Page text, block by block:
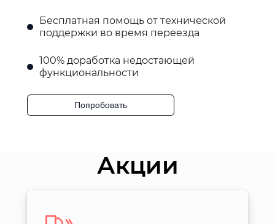
Бесплатная помощь от технической
поддержки во время переезда
100% доработка недостающей
функциональности
Попробовать
Акции